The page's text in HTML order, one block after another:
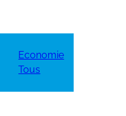
Economie
Tous